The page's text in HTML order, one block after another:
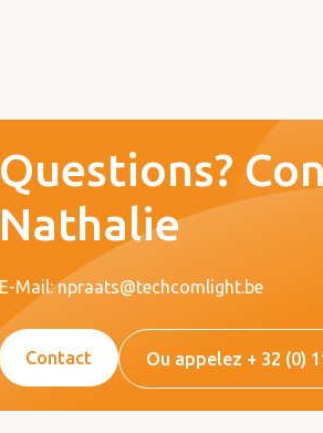
Questions?
Nathalie
E-Mail: npraats@techcomlight.be
Contact Ou appelez + 32 (0)